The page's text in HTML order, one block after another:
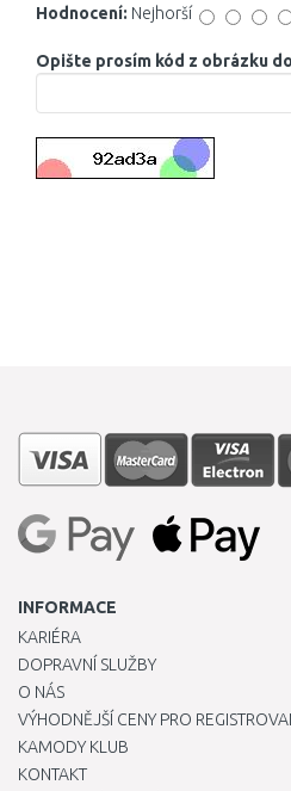
Hodnocení: Nejhorší
Opište prosím kód z obrázku
INFORMACE
KARIÉRA
DOPRAVNÍ SLUŽBY
O NÁS
VÝHODNĚJŠÍ CENY PRO
KAMODY KLUB
KONTAKT